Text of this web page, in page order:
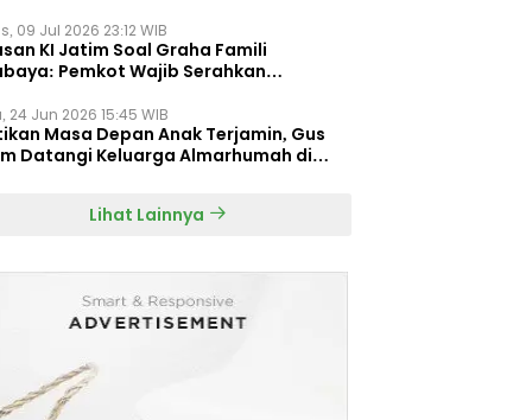
09 Jul 2026 23:12 WIB
KI Jatim Soal Graha Famili
Pemkot Wajib Serahkan
24 Jun 2026 15:45 WIB
Masa Depan Anak Terjamin, Gus
Datangi Keluarga Almarhumah di
Lihat Lainnya